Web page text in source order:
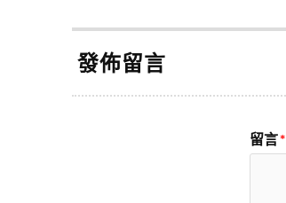
發佈留言
留言*